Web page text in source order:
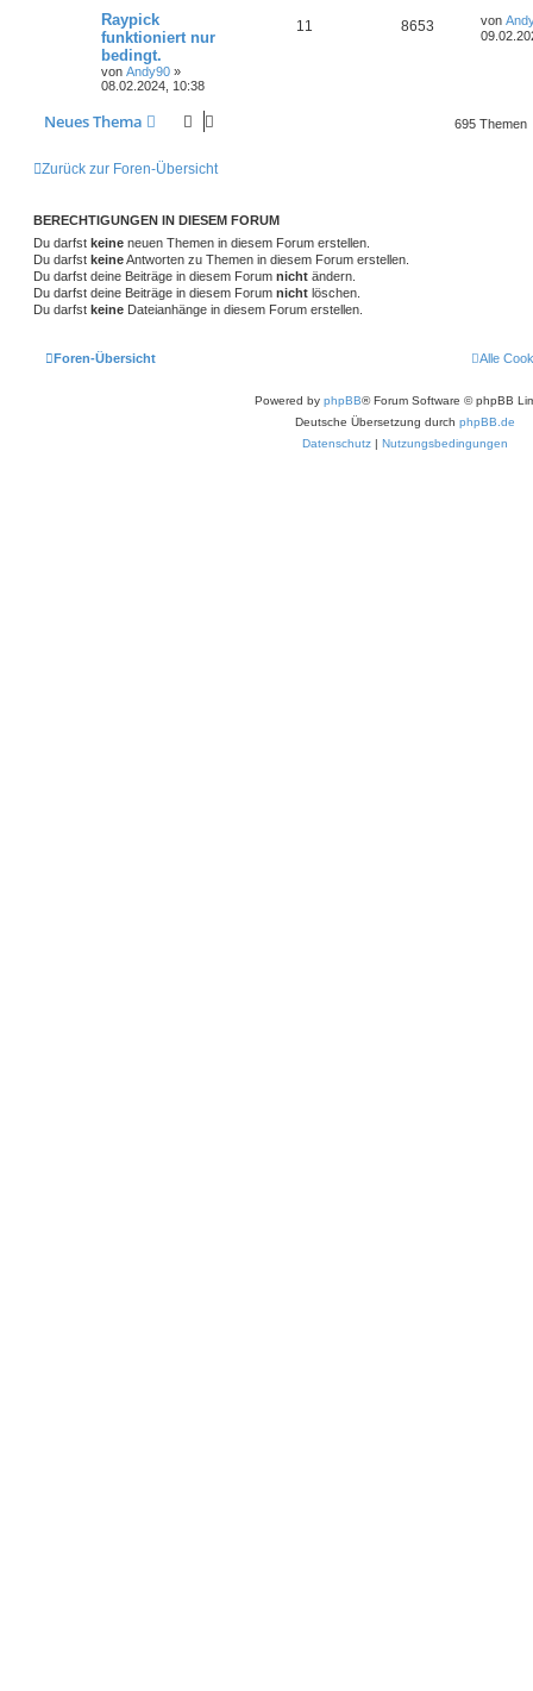
Raypick
funktioniert nur
bedingt.
von Andy90 »
08.02.2024, 10:38
11 8653 von
Neues Thema 695 Themen
Zurück zur Foren-Übersicht
BERECHTIGUNGEN IN DIESEM FORUM
Du darfst keine neuen Themen in diesem Forum erstellen.
Du darfst keineAntworten zu Themen in diesem Forum erstellen.
Du darfst deine Beiträge in diesem Forum nicht ändern.
Du darfst deine Beiträge in diesem Forum nicht löschen.
Du darfst keine Dateianhänge in diesem Forum erstellen.
Foren-Übersicht Alle
Powered by phpBB® Forum Software © phpBB
Deutsche Übersetzung durch phpBB.de
Datenschutz | Nutzungsbedingungen